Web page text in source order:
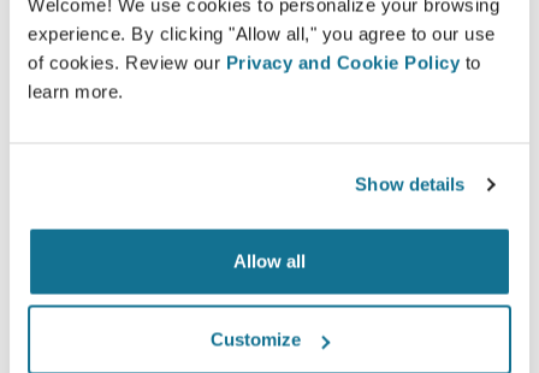
Welcome! We use cookies to personalize your browsing
experience. By clicking "Allow all," you agree to our use
of cookies. Review our Privacy and Cookie Policy to
learn more.
Show details
Allow all
Customize
lời khuyên từ
Dr. Grover Anthony Méndez Poma
Tư vấn khuôn mặt 3D
Xem hình ảnh mới của bạn